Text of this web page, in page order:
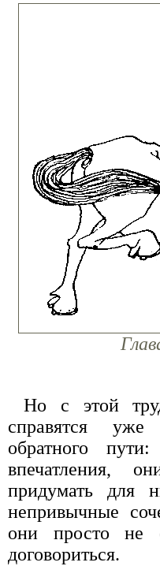
Но с этой
справятся
обратного
впечатления,
придумать для
непривычные
они просто не
договориться.